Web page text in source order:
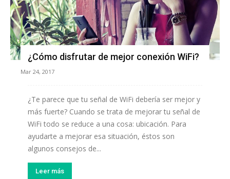
¿Cómo disfrutar de mejor conexión WiFi?
Mar 24, 2017
¿Te parece que tu señal de WiFi debería ser mejor y
más fuerte? Cuando se trata de mejorar tu señal de
WiFi todo se reduce a una cosa: ubicación. Para
ayudarte a mejorar esa situación, éstos son
algunos consejos de...
Leer más